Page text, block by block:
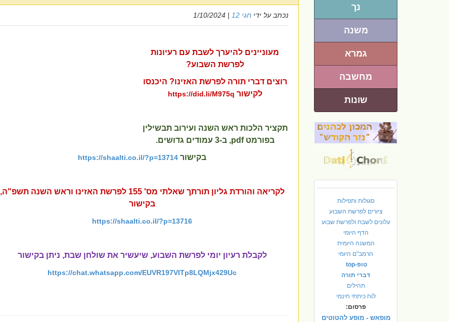
נך
משנה
גמרא
מחשבה
שונות
סגולות ותפילות
ציורים לפרשת השבוע
עלונים לשבת ולפרשת שבוע
הדף היומי
המשנה היומית
הרמב"ם היומי
טופ-top
דברי תורה
תהילים
לוח כיתתי חינמי
פרסום:
מופאש - מופע להטוטים
נכתב על ידי חגי 12 | 1/10/2024
מעוניינים להיערך לשבת עם רעיונות
לפרשת השבוע?
רוצים דברי תורה לפרשת האזינו? היכנסו
לקישור https://did.li/M975q
תקציר הלכות ראש השנה ועירוב תבשילין
בפורמטpdf, ב-3 עמודים גדושים.
בקישור https://shaalti.co.il/?p=13714
לקריאה והורדת גליון תורתך שאלתי מס' 155 לפרשת האזינו וראש השנה תשפ"ה,
בקישור
https://shaalti.co.il/?p=13716
לקבלת רעיון יומי לפרשת השבוע, שיעשיר את שולחן שבת, ניתן בקישור
https://chat.whatsapp.com/EUVR197VITp8LQMjx429Uc